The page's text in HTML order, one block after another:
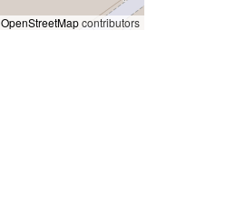
OpenStreetMapcontributors